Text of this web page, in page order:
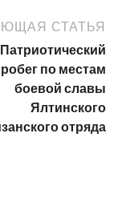
СТАТЬЯ
Патриотический
по местам
боевой славы
Ялтинского
отряда